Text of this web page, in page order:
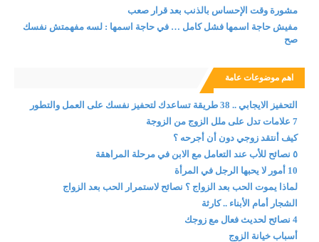
مشورة وقت الإحساس بالذنب بعد قرار صعب
مفيش حاجة اسمها فشل كامل … في حاجة اسمها : لسه مفهمتش نفسك
صح
اهم موضوعات عامة
التحفيز الايجابي .. 38 طريقة تساعدك لتحفيز نفسك على العمل والتطور
7 علامات تدل على ملل الزوج من الزوجة
كيف أنتقد زوجي دون أن أجرحه ؟
٥ نصائح للأب عند التعامل مع الابن في مرحلة المراهقة
10 أمور لا يحبها الرجل في المرأة
لماذا يموت الحب بعد الزواج ؟ نصائح لاستمرار الحب بعد الزواج
الشجار أمام الأبناء .. كارثة
4 نصائح لحديث فعال مع زوجك
أسباب خيانة الزوج